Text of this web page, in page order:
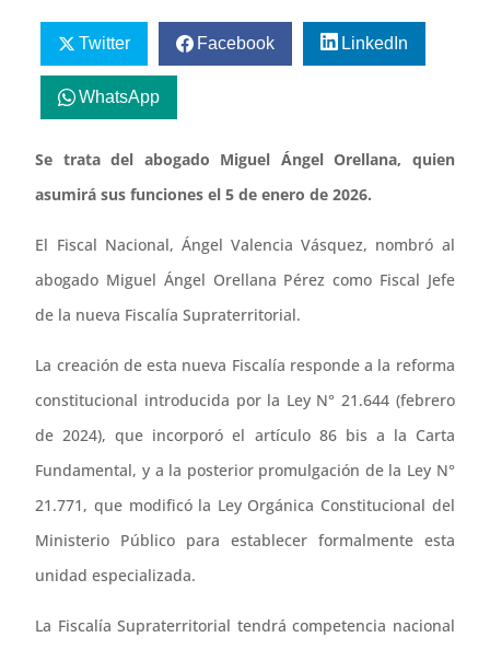
Twitter Facebook LinkedIn
WhatsApp
Se trata del abogado Miguel Ángel Orellana, quien
asumirá sus funciones el 5 de enero de 2026.
El Fiscal Nacional, Ángel Valencia Vásquez, nombró al
abogado Miguel Ángel Orellana Pérez como Fiscal Jefe
de la nueva Fiscalía Supraterritorial.
La creación de esta nueva Fiscalía responde a la reforma
constitucional introducida por la Ley N° 21.644 (febrero
de 2024), que incorporó el artículo 86 bis a la Carta
Fundamental, y a la posterior promulgación de la Ley N°
21.771, que modificó la Ley Orgánica Constitucional del
Ministerio Público para establecer formalmente esta
unidad especializada.
La Fiscalía Supraterritorial tendrá competencia nacional